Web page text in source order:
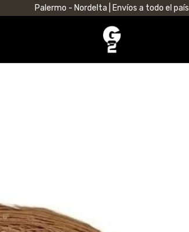
Palermo - Nordelta | Envíos a todo el país